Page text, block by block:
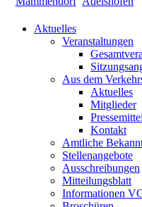
Aktuelles
Veranstaltungen
Aus dem
Aktuelles
Mitglieder
Kontakt
Amtliche
Stellenangebote
Ausschreibungen
Mitteilungsblatt
Informationen